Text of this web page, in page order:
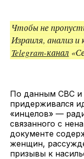
Чтобы не
Израиля, анализ
Telegram-канал
По данным CBC
придерживался
«инцелов» —
связанного с
документе
женщин,
призывы к